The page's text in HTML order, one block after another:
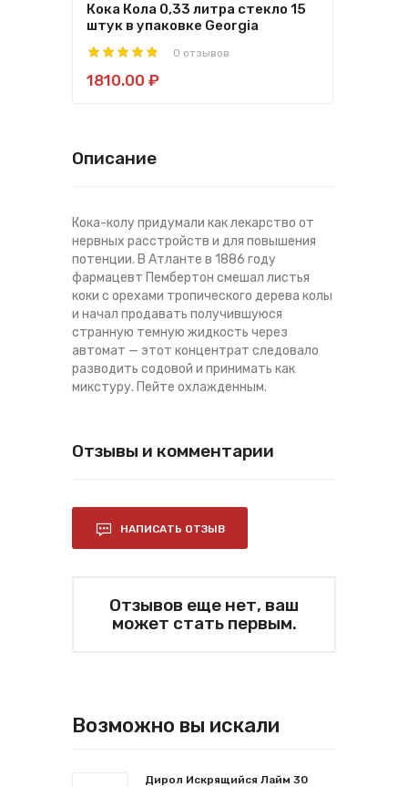
Кока Кола 0,33 литра стекло 15
штук в упаковке Georgia
0 отзывов
1810.00 ₽
Описание
Кока-колу придумали как лекарство от
нервных расстройств и для повышения
потенции. В Атланте в 1886 году
фармацевт Пембертон смешал листья
коки с орехами тропического дерева колы
и начал продавать получившуюся
странную темную жидкость через
автомат — этот концентрат следовало
разводить содовой и принимать как
микстуру. Пейте охлажденным.
Отзывы и комментарии
НАПИСАТЬ ОТЗЫВ
Отзывов еще нет, ваш
может стать первым.
Возможно вы искали
Дирол Искрящийся Лайм 30